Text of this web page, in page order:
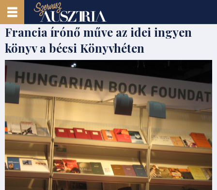
Francia írónő műve az idei ingyen
könyv a bécsi Könyvhéten